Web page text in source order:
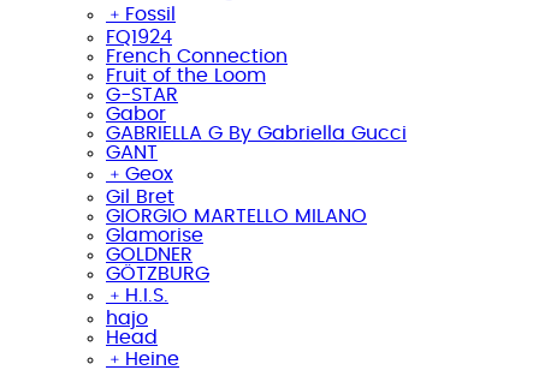
﹢ Fossil
FQ1924
French Connection
Fruit of the Loom
G-STAR
Gabor
GABRIELLA G By Gabriella Gucci
GANT
﹢ Geox
Gil Bret
GIORGIO MARTELLO MILANO
Glamorise
GOLDNER
GÖTZBURG
﹢ H.I.S.
hajo
Head
﹢ Heine